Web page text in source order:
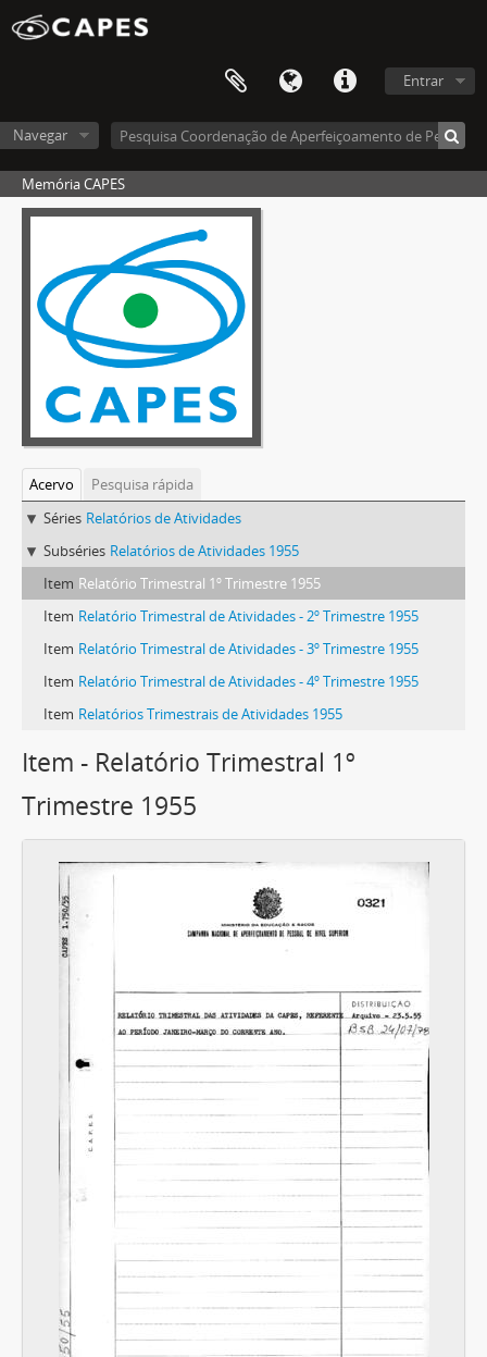
Entrar
Navegar
Memória CAPES
Acervo
Pesquisa rápida
Séries Relatórios de Atividades
Subséries Relatórios de Atividades 1955
Item Relatório Trimestral 1º Trimestre 1955
Item Relatório Trimestral de Atividades - 2º Trimestre 1955
Item Relatório Trimestral de Atividades - 3º Trimestre 1955
Item Relatório Trimestral de Atividades - 4º Trimestre 1955
Item Relatórios Trimestrais de Atividades 1955
Item - Relatório Trimestral 1º
Trimestre 1955